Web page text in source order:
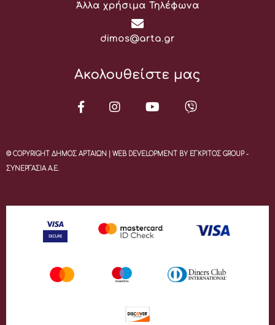
Άλλα χρήσιμα Τηλέφωνα
Email:
dimos@arta.gr
Ακολουθείστε μας
© COPYRIGHT ΔΗΜΟΣ ΑΡΤΑΙΩΝ | WEB DEVELOPMENT BY ΕΓΚΡΙΤΟΣ GROUP -
ΣΥΝΕΡΓΑΣΙΑ Α.Ε.